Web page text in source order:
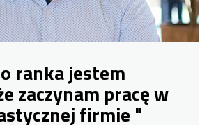
ranka jestem
​​zaczynam pracę w
firmie "